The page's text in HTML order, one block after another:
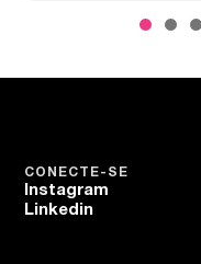
CONECTE-SE
Instagram
Linkedin